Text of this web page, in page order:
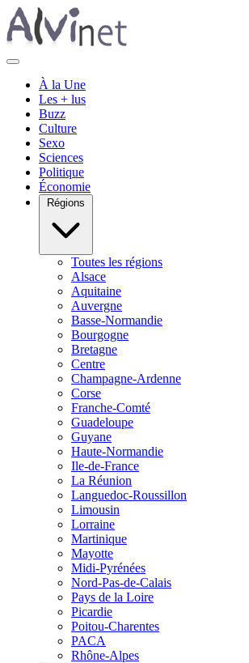
À la Une
Les + lus
Buzz
Culture
Sexo
Sciences
Politique
Économie
Régions
Toutes les régions
Alsace
Aquitaine
Auvergne
Basse-Normandie
Bourgogne
Bretagne
Centre
Champagne-Ardenne
Corse
Franche-Comté
Guadeloupe
Guyane
Haute-Normandie
Ile-de-France
La Réunion
Languedoc-Roussillon
Limousin
Lorraine
Martinique
Mayotte
Midi-Pyrénées
Nord-Pas-de-Calais
Pays de la Loire
Picardie
Poitou-Charentes
PACA
Rhône-Alpes